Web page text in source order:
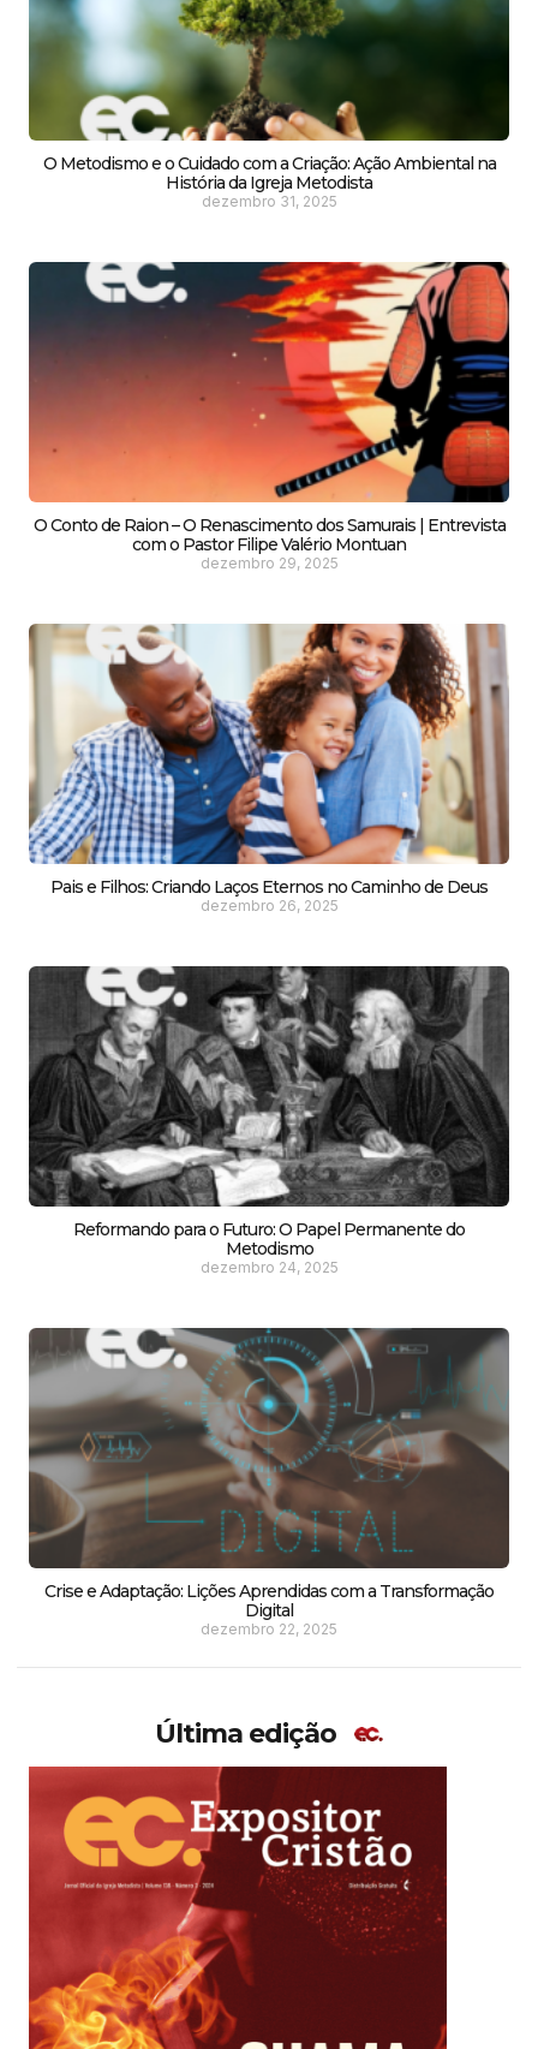
O Metodismo e o Cuidado com a Criação: Ação Ambiental na
História da Igreja Metodista
dezembro 31, 2025
O Conto de Raion – O Renascimento dos Samurais | Entrevista
com o Pastor Filipe Valério Montuan
dezembro 29, 2025
Pais e Filhos: Criando Laços Eternos no Caminho de Deus
dezembro 26, 2025
Reformando para o Futuro: O Papel Permanente do
Metodismo
dezembro 24, 2025
Crise e Adaptação: Lições Aprendidas com a Transformação
Digital
dezembro 22, 2025
Última edição